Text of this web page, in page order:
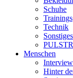
Schuhe
Technik
Sonstiges
Menschen
Hinter